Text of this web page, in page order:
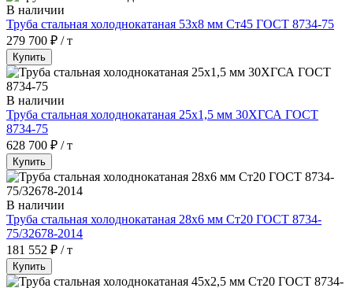
В наличии
Труба стальная холоднокатаная 53х8 мм Ст45 ГОСТ 8734-75
279 700 ₽ / т
Купить
В наличии
Труба стальная холоднокатаная 25х1,5 мм 30ХГСА ГОСТ
8734-75
628 700 ₽ / т
Купить
В наличии
Труба стальная холоднокатаная 28х6 мм Ст20 ГОСТ 8734-
75/32678-2014
181 552 ₽ / т
Купить